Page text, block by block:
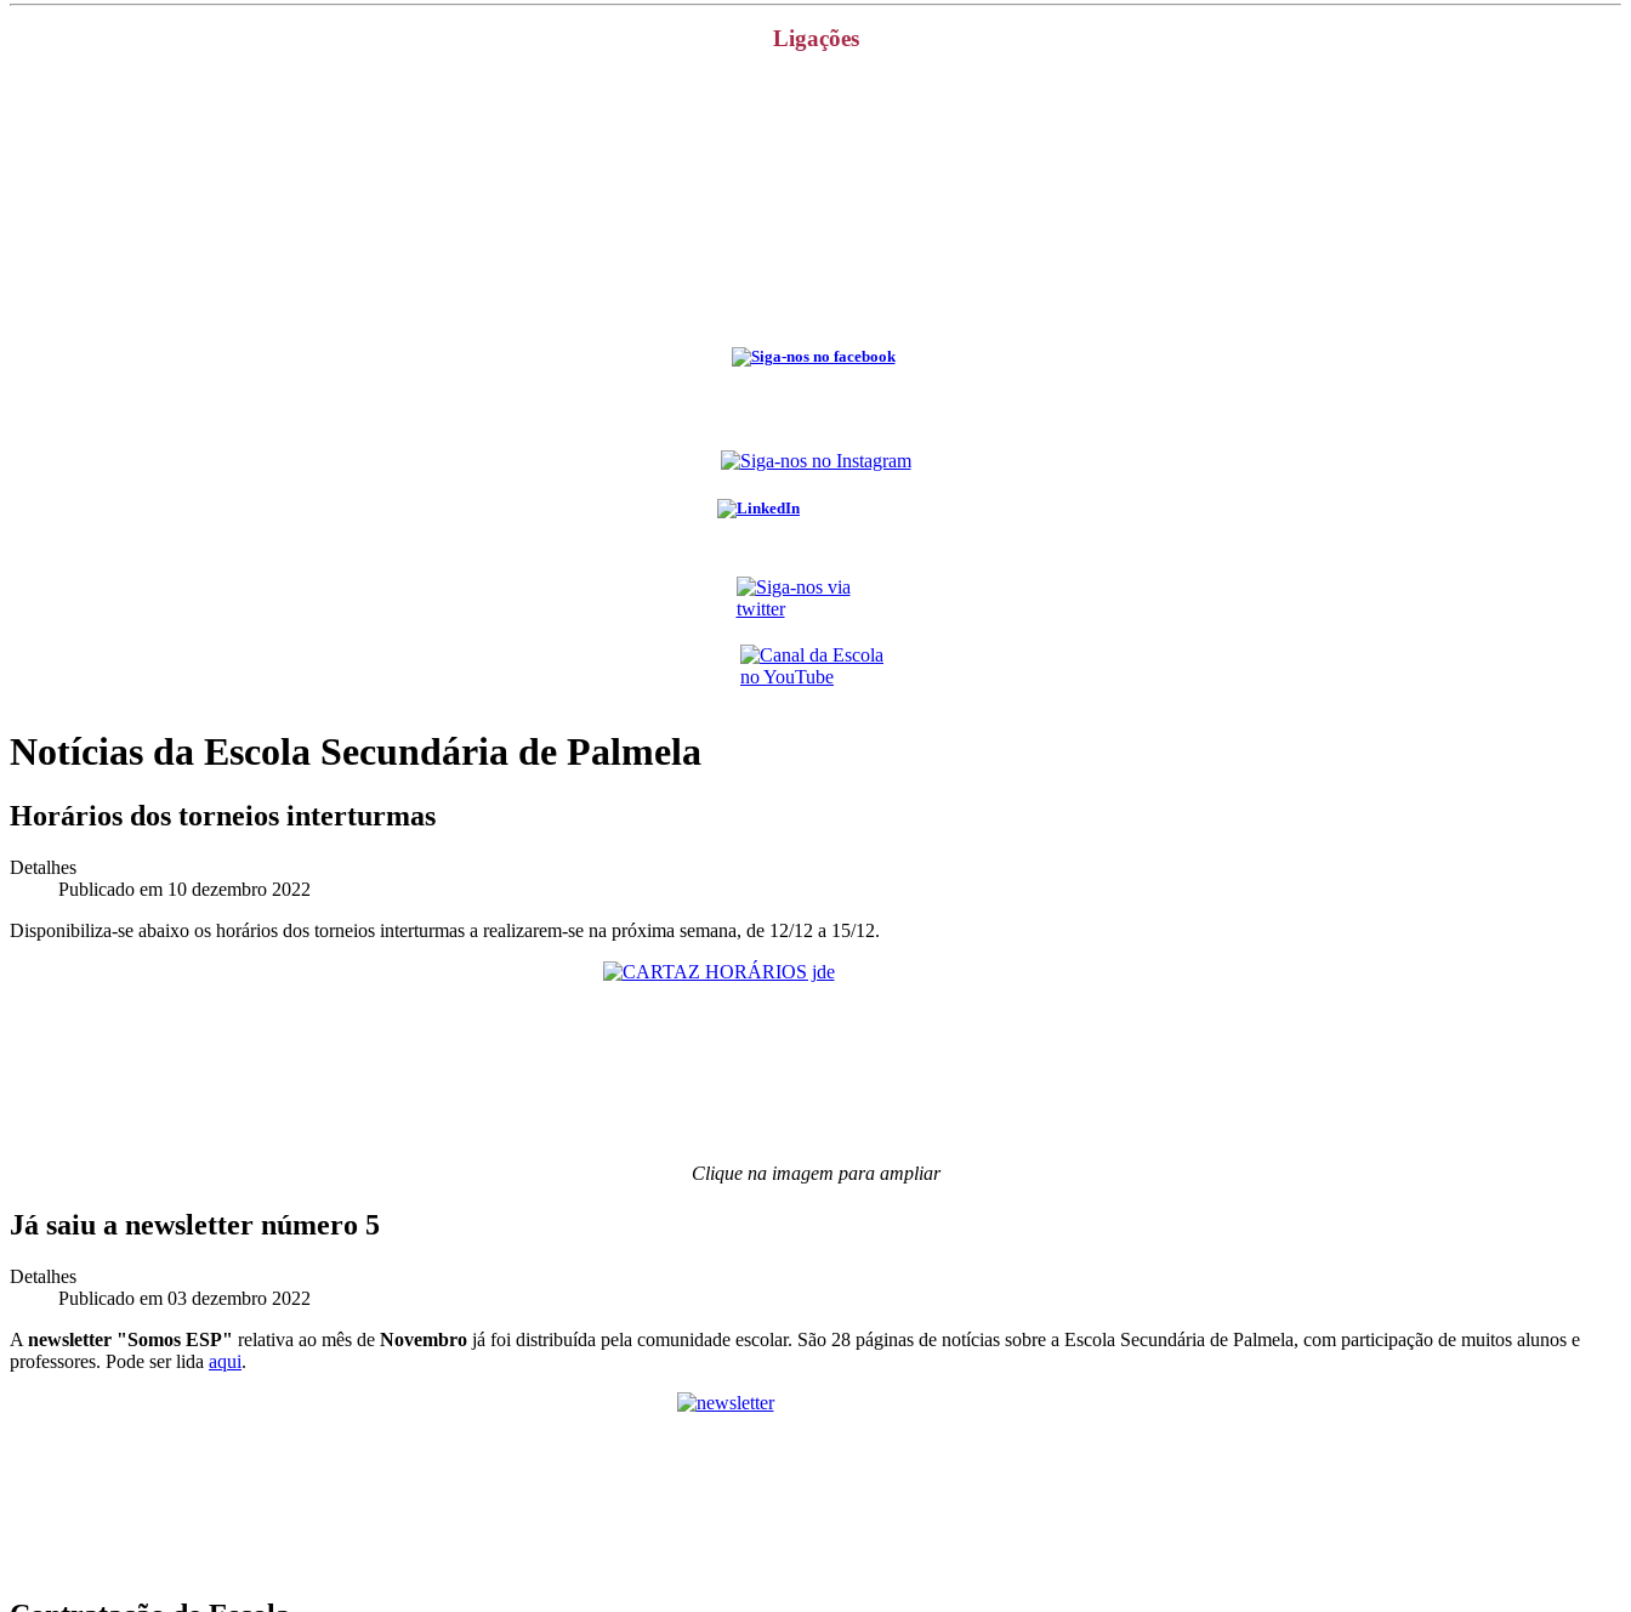
Ligações
Notícias da Escola Secundária de Palmela
Horários dos torneios interturmas
Detalhes
Publicado em 10 dezembro 2022
Disponibiliza-se abaixo os horários dos torneios interturmas a realizarem-se na próxima semana, de 12/12 a 15/12.
Clique na imagem para ampliar
Já saiu a newsletter número 5
Detalhes
Publicado em 03 dezembro 2022
A newsletter "Somos ESP" relativa ao mês de Novembro já foi distribuída pela comunidade escolar. São 28 páginas de notícias sobre a Escola Secundária de Palmela, com participação de muitos alunos e
professores. Pode ser lida aqui.